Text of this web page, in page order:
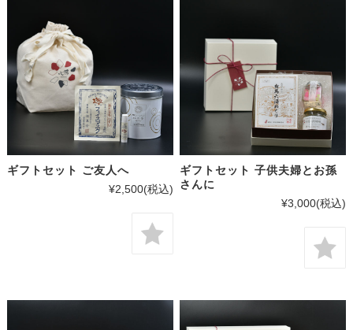
ギフトセット ご友人へ
¥2,500(税込)
ギフトセット 子供夫婦とお孫
さんに
¥3,000(税込)